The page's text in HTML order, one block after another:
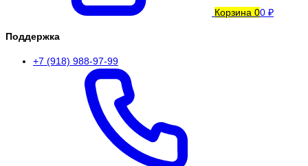
Корзина 00 ₽
Поддержка
+7 (918) 988-97-99